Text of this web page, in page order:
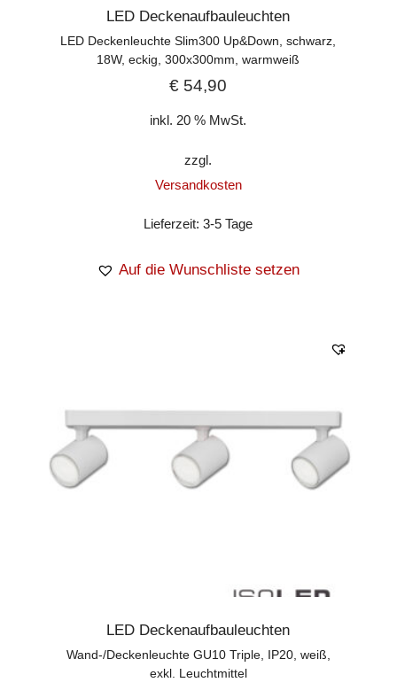
LED Deckenaufbauleuchten
LED Deckenleuchte Slim300 Up&Down, schwarz,
18W, eckig, 300x300mm, warmweiß
€ 54,90
inkl. 20 % MwSt.
zzgl.
Versandkosten
Lieferzeit:3-5 Tage
Auf die Wunschliste setzen
LED Deckenaufbauleuchten
Wand-/Deckenleuchte GU10 Triple, IP20, weiß,
exkl. Leuchtmittel